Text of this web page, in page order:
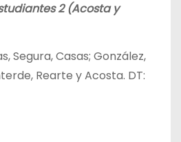
2 (Acosta y
Segura, Casas; González,
Rearte y Acosta. DT: